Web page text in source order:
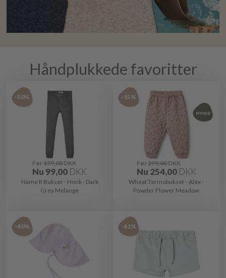
Håndplukkede favoritter
-50%
Før199,00DKK
Nu 99,00 DKK
Name It Bukser - Honk - Dark
Grey Melange
-15%
Før299,00DKK
Nu 254,00 DKK
Wheat Termobukser - Alex -
Powder Flower Meadow
-40% -61%